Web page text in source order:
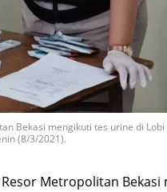
Bekasi mengikuti tes urine di Lobi
(8/3/2021).
Metropolitan Bekasi